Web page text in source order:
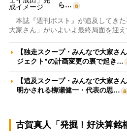
ら…
本誌『週刊ポスト』が追及してき
大家さん」がいよいよ最終局面を迎
【独走スクープ・みんなで大家さ
ジェクト”の計画変更の裏で起き…
【追及スクープ・みんなで大家さ
明かされる柳瀬健一・代表の思…
古賀真人「発掘！好決算銘